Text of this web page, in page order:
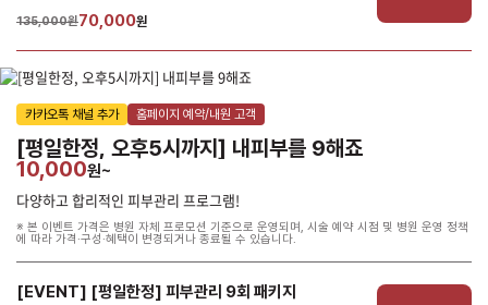
135,000원70,000원
카카오톡 채널 추가 홈페이지 예약/내원 고객
[평일한정, 오후5시까지] 내피부를 9해죠
10,000원~
다양하고 합리적인 피부관리 프로그램!
※ 본 이벤트 가격은 병원 자체 프로모션 기준으로 운영되며, 시술 예약 시점 및 병원 운영 정책
에 따라 가격·구성·혜택이 변경되거나 종료될 수 있습니다.
[EVENT] [평일한정] 피부관리 9회 패키지